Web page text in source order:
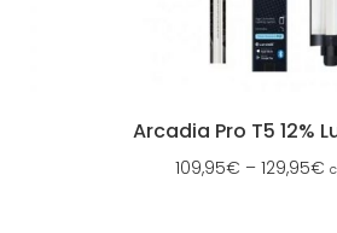
Arcadia Pro T5 12%
109,95€ – 129,95€